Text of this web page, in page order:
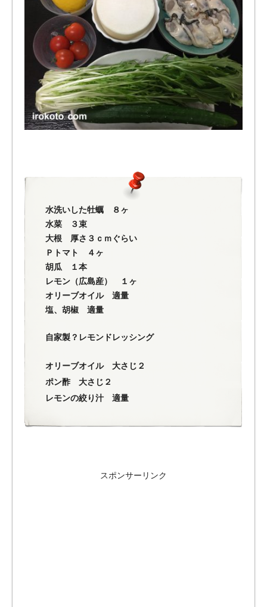
水洗いした牡蠣 ８ヶ
水菜 ３束
大根 厚さ３ｃｍぐらい
Ｐトマト ４ヶ
胡瓜 １本
レモン（広島産） １ヶ
オリーブオイル 適量
塩、胡椒 適量
自家製？レモンドレッシング
オリーブオイル 大さじ２
ポン酢 大さじ２
レモンの絞り汁 適量
スポンサーリンク